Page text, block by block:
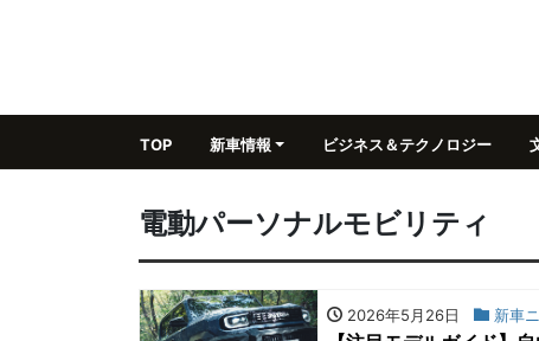
TOP 新車情報 ビジネス＆テクノロジー
電動パーソナルモビリティ
2026年5月26日 新車